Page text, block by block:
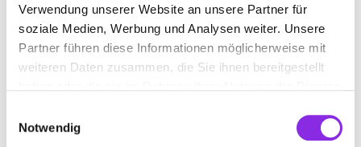
Verwendung unserer Website an unsere Partner für
soziale Medien, Werbung und Analysen weiter. Unsere
Partner führen diese Informationen möglicherweise mit
weiteren Daten zusammen, die Sie ihnen bereitgestellt
Notwendig